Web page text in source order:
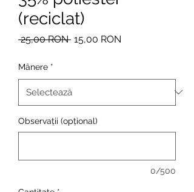
(reciclat)
25,00 RON Preț
15,00 RON
Mânere *
Observații (opțional)
0/500